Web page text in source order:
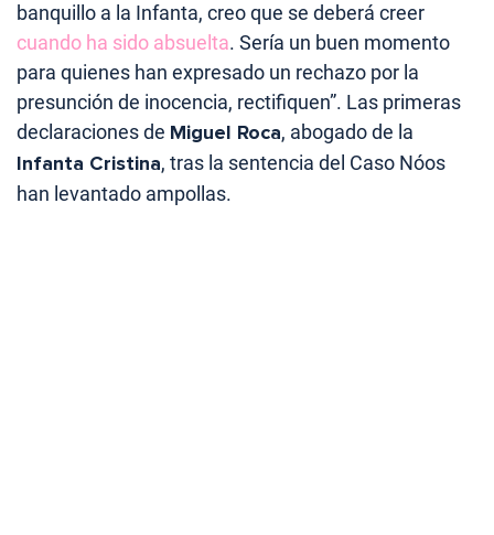
banquillo a la Infanta, creo que se deberá creer
cuando ha sido absuelta. Sería un buen momento
para quienes han expresado un rechazo por la
presunción de inocencia, rectifiquen”. Las primeras
declaraciones de Miguel Roca, abogado de la
Infanta Cristina, tras la sentencia del Caso Nóos
han levantado ampollas.